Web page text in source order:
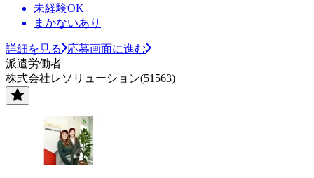
未経験OK
まかないあり
詳細を見る
応募画面に進む
派遣労働者
株式会社レソリューション(51563)